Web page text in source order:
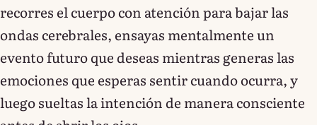
recorres el cuerpo con atención para bajar las
ondas cerebrales, ensayas mentalmente un
evento futuro que deseas mientras generas las
emociones que esperas sentir cuando ocurra, y
luego sueltas la intención de manera consciente